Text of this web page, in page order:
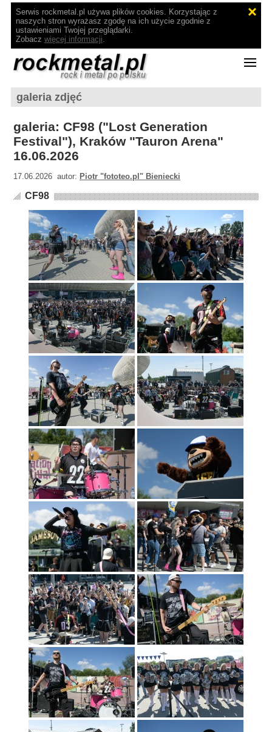
Serwis rockmetal.pl używa plików cookies. Korzystając z
naszych stron wyrażasz zgodę na ich użycie zgodnie z
ustawieniami Twojej przeglądarki.
Zobacz więcej informacji.
galeria zdjęć
galeria: CF98 ("Lost Generation
Festival"), Kraków "Tauron Arena"
16.06.2026
17.06.2026 autor: Piotr "fototeo.pl" Bieniecki
CF98